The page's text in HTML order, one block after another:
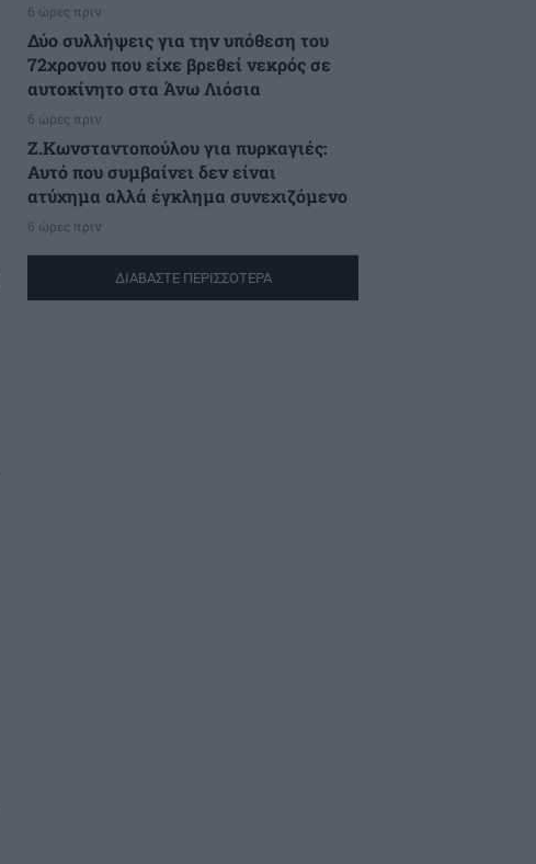
6 ώρες πριν
Δύο συλλήψεις για την υπόθεση του
72χρονου που είχε βρεθεί νεκρός σε
αυτοκίνητο στα Άνω Λιόσια
6 ώρες πριν
Ζ.Κωνσταντοπούλου για πυρκαγιές:
Αυτό που συμβαίνει δεν είναι
ατύχημα αλλά έγκλημα συνεχιζόμενο
6 ώρες πριν
ΔΙΑΒΑΣΤΕ ΠΕΡΙΣΣΟΤΕΡΑ